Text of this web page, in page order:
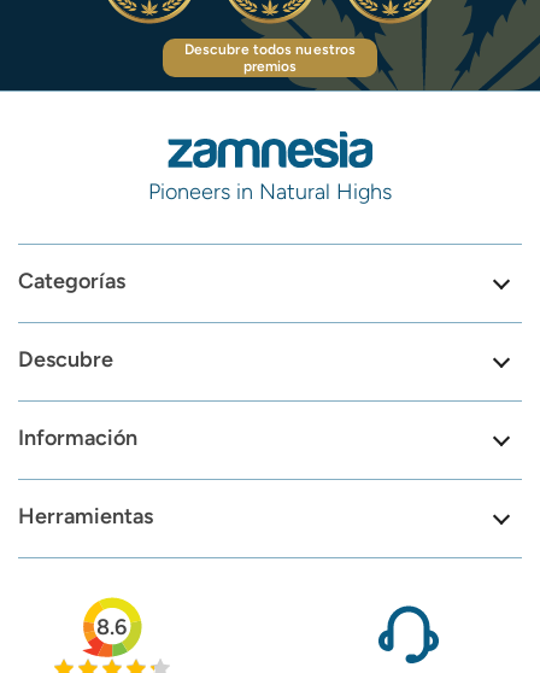
Descubre todos nuestros
premios
Pioneers in Natural Highs
Categorías
Descubre
Información
Herramientas
8.6